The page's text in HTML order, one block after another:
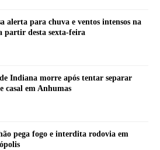
alerta para chuva e ventos intensos na
partir desta sexta-feira
Indiana morre após tentar separar
casal em Anhumas
pega fogo e interdita rodovia em